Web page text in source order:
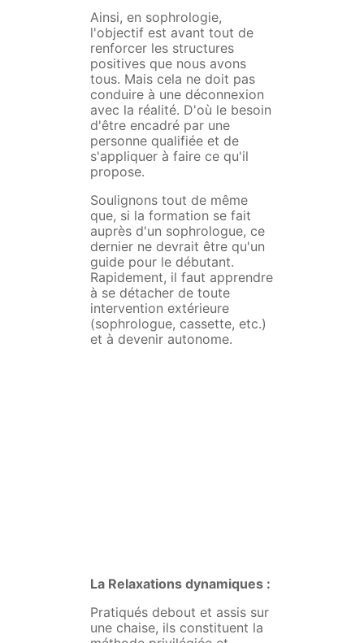
Ainsi, en sophrologie,
l'objectif est avant tout de
renforcer les structures
positives que nous avons
tous. Mais cela ne doit pas
conduire à une déconnexion
avec la réalité. D'où le besoin
d'être encadré par une
personne qualifiée et de
s'appliquer à faire ce qu'il
propose.
Soulignons tout de même
que, si la formation se fait
auprès d'un sophrologue, ce
dernier ne devrait être qu'un
guide pour le débutant.
Rapidement, il faut apprendre
à se détacher de toute
intervention extérieure
(sophrologue, cassette, etc.)
et à devenir autonome.
La Relaxations dynamiques :
Pratiqués debout et assis sur
une chaise, ils constituent la